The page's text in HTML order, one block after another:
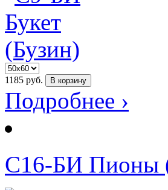
1185 руб. В корзину
Подробнее ›
С16-БИ Пионы